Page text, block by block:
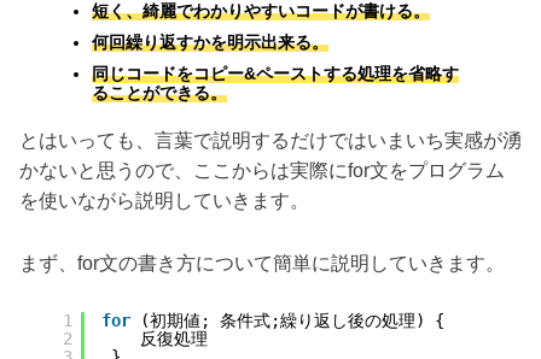
短く、綺麗でわかりやすいコードが書ける。
何回繰り返すかを明示出来る。
同じコードをコピー&ペーストする処理を省略す
ることができる。
とはいっても、言葉で説明するだけではいまいち実感が湧
かないと思うので、ここからは実際にfor文をプログラム
を使いながら説明していきます。
まず、for文の書き方について簡単に説明していきます。
1
2
for
(初期値; 条件式;繰り返し後の処理) {
反復処理